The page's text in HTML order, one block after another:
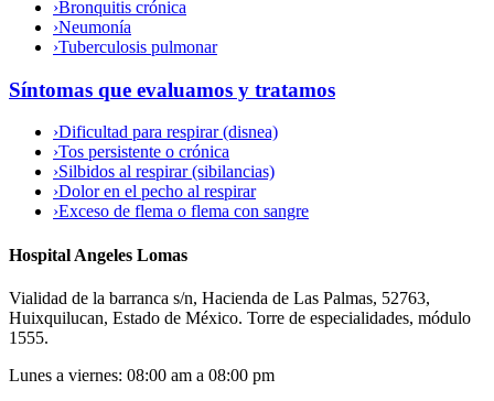
›Bronquitis crónica
›Neumonía
›Tuberculosis pulmonar
Síntomas que evaluamos y tratamos
›Dificultad para respirar (disnea)
›Tos persistente o crónica
›Silbidos al respirar (sibilancias)
›Dolor en el pecho al respirar
›Exceso de flema o flema con sangre
Hospital Angeles Lomas
Vialidad de la barranca s/n, Hacienda de Las Palmas, 52763,
Huixquilucan, Estado de México. Torre de especialidades, módulo
1555.
Lunes a viernes: 08:00 am a 08:00 pm